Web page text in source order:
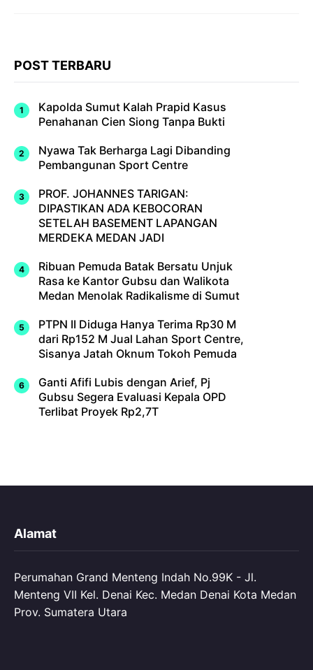
POST TERBARU
Kapolda Sumut Kalah Prapid Kasus
Penahanan Cien Siong Tanpa Bukti
Nyawa Tak Berharga Lagi Dibanding
Pembangunan Sport Centre
PROF. JOHANNES TARIGAN:
DIPASTIKAN ADA KEBOCORAN
SETELAH BASEMENT LAPANGAN
MERDEKA MEDAN JADI
Ribuan Pemuda Batak Bersatu Unjuk
Rasa ke Kantor Gubsu dan Walikota
Medan Menolak Radikalisme di Sumut
PTPN II Diduga Hanya Terima Rp30 M
dari Rp152 M Jual Lahan Sport Centre,
Sisanya Jatah Oknum Tokoh Pemuda
Ganti Afifi Lubis dengan Arief, Pj
Gubsu Segera Evaluasi Kepala OPD
Terlibat Proyek Rp2,7T
Alamat
Perumahan Grand Menteng Indah No.99K - Jl.
Menteng VII Kel. Denai Kec. Medan Denai Kota Medan
Prov. Sumatera Utara